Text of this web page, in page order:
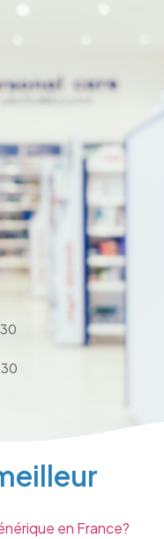
en France?